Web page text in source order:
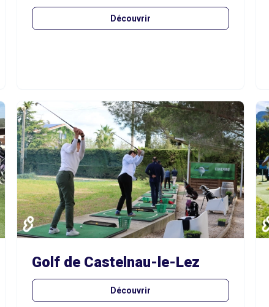
Découvrir
Golf de Castelnau-le-Lez
Découvrir